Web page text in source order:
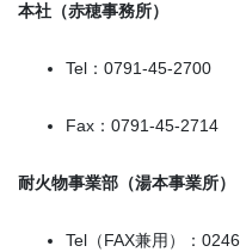
本社（赤穂事務所）
Tel：0791-45-2700
Fax：0791-45-2714
耐火物事業部（湯本事業所）
Tel（FAX兼用）：